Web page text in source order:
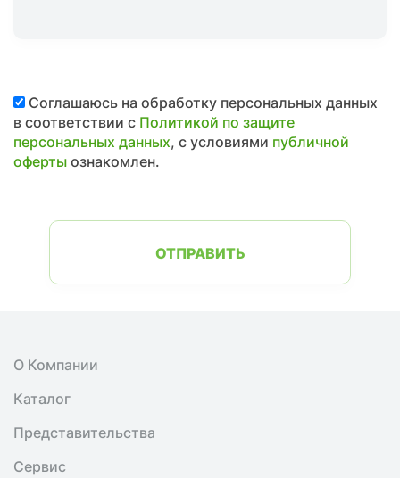
Соглашаюсь на обработку персональных данных
в соответствии с Политикой по защите
персональных данных, с условиями публичной
офертыознакомлен.
ОТПРАВИТЬ
О Компании
Каталог
Представительства
Сервис